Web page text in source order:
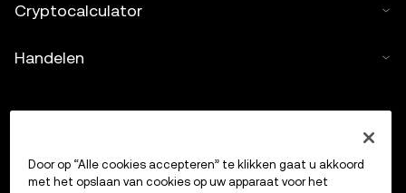
Cryptocalculator
Handelen
Door op “Alle cookies accepteren” te klikken gaat u akkoord
met het opslaan van cookies op uw apparaat voor het